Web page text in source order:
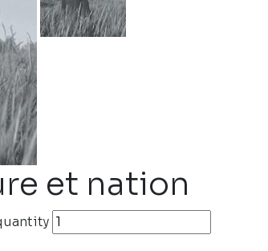
et nation